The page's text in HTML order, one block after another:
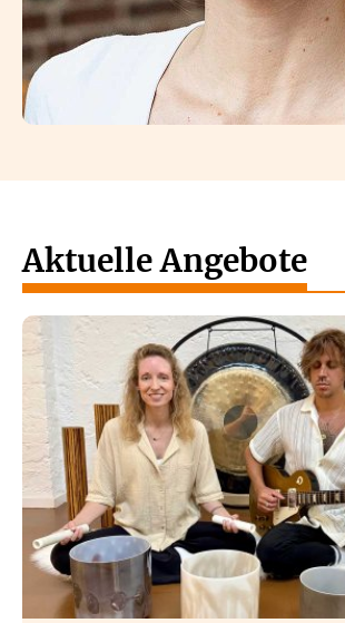
Aktuelle Angebote